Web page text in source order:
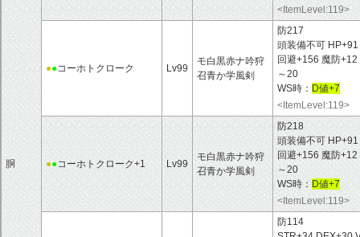
胴
<ItemLevel:119>
●●コーホトクローク Lv99
モ白黒赤ナ吟狩
召青か学風剣
防217
頭装備不可
回避+156 魔防
～20
WS時： D値+7
<ItemLevel:119>
●●コーホトクローク+1 Lv99
モ白黒赤ナ吟狩
召青か学風剣
防218
頭装備不可
回避+156 魔防
～20
WS時： D値+7
<ItemLevel:119>
防114